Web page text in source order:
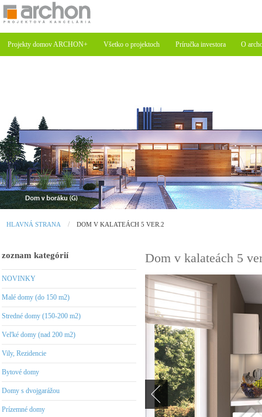
Projekty domov ARCHON+ Všetko o projektoch Príručka investora O
HLAVNÁ STRANA DOM V KALATEÁCH 5 VER.2
zoznam kategórií
NOVINKY
Malé domy (do 150 m2)
Stredné domy (150-200 m2)
Veľké domy (nad 200 m2)
Vily, Rezidencie
Bytové domy
Domy s dvojgarážou
Prízemné domy
Dom v kalateách 5